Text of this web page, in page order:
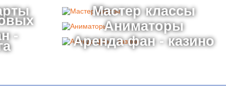
Мастер классы
Аниматоры
- Аренда фан - казино